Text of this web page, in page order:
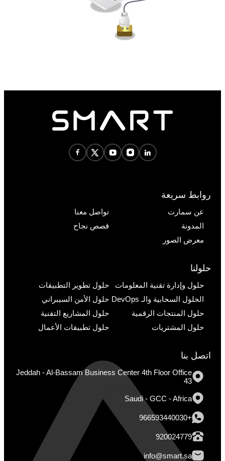
روابط سريعة
عن سمارت
تواصل معنا
المدونة
قصص نجاح
معرض الصور
حلولنا
حلول وإدارة تقنية المعلومات
حلول تطوير التطبيقات
الحلول السحابية والـ DevOps
حلول الأمن السيبراني
حلول المنتجات الرقمية
حلول المشاريع التقنية
حلول المشتريات
حلول تطبيقات الأعمال
اتصل بنا
Jeddah - Al-Bassam Business Center 4th Floor Office
43
Saudi - GCC - Africa
+966593440030
920024779
info@smart.sa